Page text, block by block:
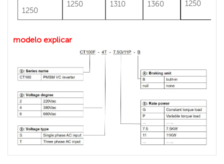
1250
1250 1310 1360 1250
modelo explicar